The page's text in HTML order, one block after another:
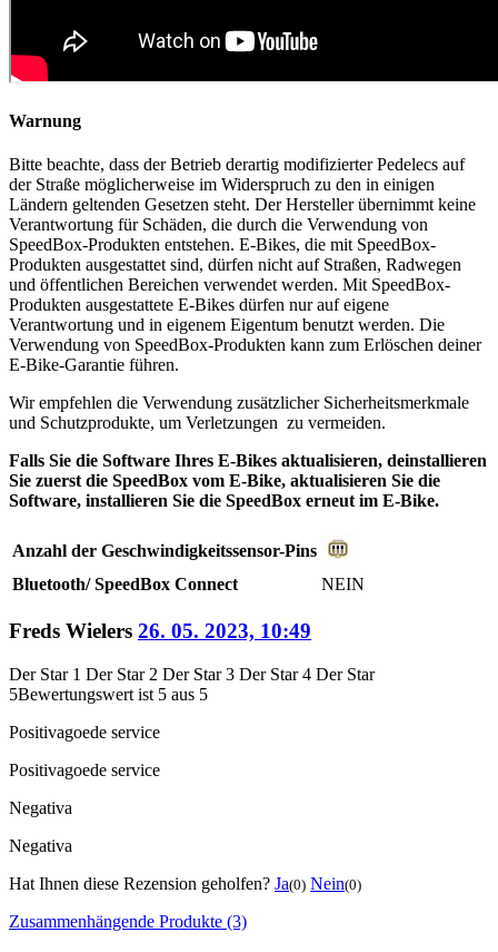
Warnung
Bitte beachte, dass der Betrieb derartig modifizierter Pedelecs auf
der Straße möglicherweise im Widerspruch zu den in einigen
Ländern geltenden Gesetzen steht. Der Hersteller übernimmt keine
Verantwortung für Schäden, die durch die Verwendung von
SpeedBox-Produkten entstehen. E-Bikes, die mit SpeedBox-
Produkten ausgestattet sind, dürfen nicht auf Straßen, Radwegen
und öffentlichen Bereichen verwendet werden. Mit SpeedBox-
Produkten ausgestattete E-Bikes dürfen nur auf eigene
Verantwortung und in eigenem Eigentum benutzt werden. Die
Verwendung von SpeedBox-Produkten kann zum Erlöschen deiner
E-Bike-Garantie führen.
Wir empfehlen die Verwendung zusätzlicher Sicherheitsmerkmale
und Schutzprodukte, um Verletzungen zu vermeiden.
Falls Sie die Software Ihres E-Bikes aktualisieren, deinstallieren
Sie zuerst die SpeedBox vom E-Bike, aktualisieren Sie die
Software, installieren Sie die SpeedBox erneut im E-Bike.
Anzahl der Geschwindigkeitssensor-Pins
Bluetooth/ SpeedBox Connect
NEIN
Freds Wielers 26. 05. 2023, 10:49
Der Star 1 Der Star 2 Der Star 3 Der Star 4 Der Star
5Bewertungswert ist 5 aus 5
Positivagoede service
Positivagoede service
Negativa
Negativa
Hat Ihnen diese Rezension geholfen? Ja(0) Nein(0)
Zusammenhängende Produkte (3)